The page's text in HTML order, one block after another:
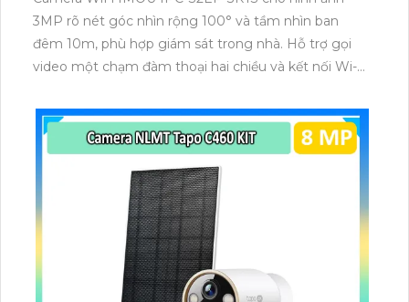
3MP rõ nét góc nhìn rộng 100° và tầm nhìn ban
đêm 10m, phù hợp giám sát trong nhà. Hỗ trợ gọi
video một chạm đàm thoại hai chiều và kết nối Wi-Fi
microSD tối đa 256GB hoặc lưu đám mây dễ lắp đặt
cho gia đình và văn phòng nhỏ.